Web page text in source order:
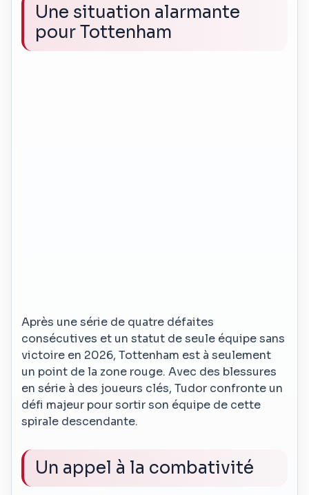
Une situation alarmante
pour Tottenham
Après une série de quatre défaites
consécutives et un statut de seule équipe sans
victoire en 2026, Tottenham est à seulement
un point de la zone rouge. Avec des blessures
en série à des joueurs clés, Tudor confronte un
défi majeur pour sortir son équipe de cette
spirale descendante.
Un appel à la combativité